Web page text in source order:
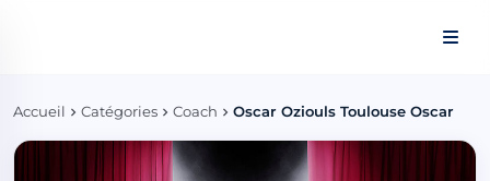
Accueil Catégories Coach Oscar Oziouls Toulouse Oscar